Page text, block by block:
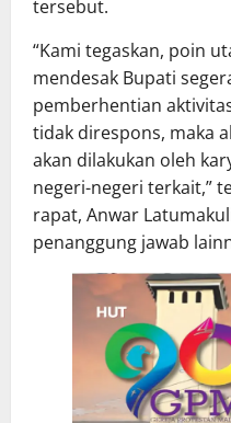
tersebut.
“Kami tegaskan, poin
mendesak Bupati
pemberhentian
tidak direspons, maka
akan dilakukan oleh
negeri-negeri terkait,”
rapat, Anwar
penanggung jawab